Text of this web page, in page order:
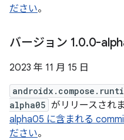
ださい。
バージョン 1.0.0-
2023 年 11 月 15 日
alpha05 がリリースされ
alpha05 に含まれる
ださい。